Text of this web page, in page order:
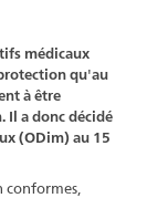
médicaux
qu'au
à être
Il a donc décidé
(ODim) au 15
conformes,